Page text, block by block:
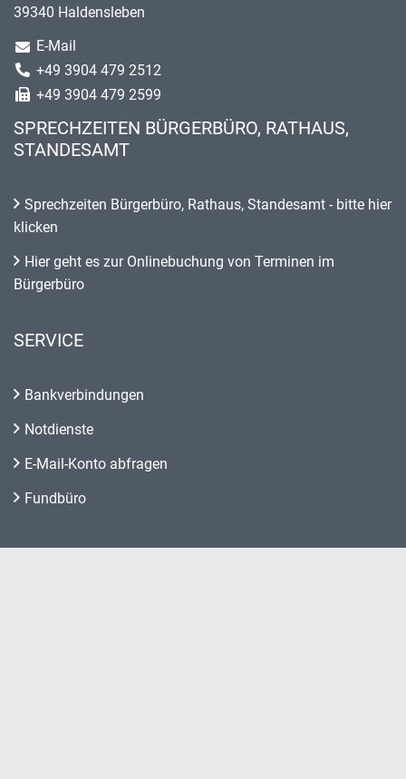
39340 Haldensleben
E-Mail
+49 3904 479 2512
+49 3904 479 2599
SPRECHZEITEN BÜRGERBÜRO, RATHAUS,
STANDESAMT
Sprechzeiten Bürgerbüro, Rathaus, Standesamt - bitte hier
klicken
Hier geht es zur Onlinebuchung von Terminen im
Bürgerbüro
SERVICE
Bankverbindungen
Notdienste
E-Mail-Konto abfragen
Fundbüro